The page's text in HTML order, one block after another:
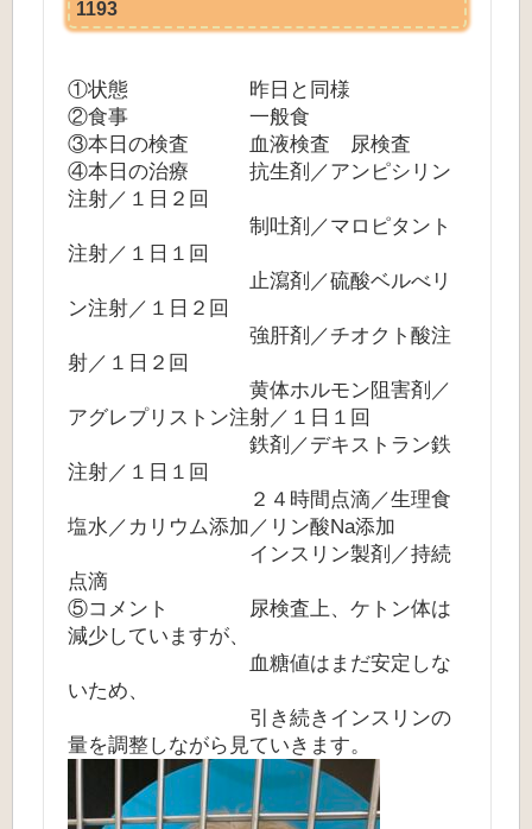
1193
①状態 昨日と同様
②食事 一般食
③本日の検査 血液検査 尿検査
④本日の治療 抗生剤／アンピシリン
注射／１日２回
制吐剤／マロピタント
注射／１日１回
止瀉剤／硫酸ベルべリ
ン注射／１日２回
強肝剤／チオクト酸注
射／１日２回
黄体ホルモン阻害剤／
アグレプリストン注射／１日１回
鉄剤／デキストラン鉄
注射／１日１回
２４時間点滴／生理食
塩水／カリウム添加／リン酸Na添加
インスリン製剤／持続
点滴
⑤コメント 尿検査上、ケトン体は
減少していますが、
血糖値はまだ安定しな
いため、
引き続きインスリンの
量を調整しながら見ていきます。